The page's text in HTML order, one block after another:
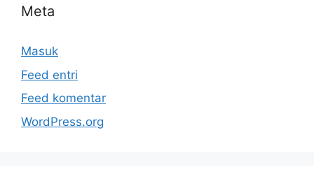
Meta
Masuk
Feed entri
Feed komentar
WordPress.org